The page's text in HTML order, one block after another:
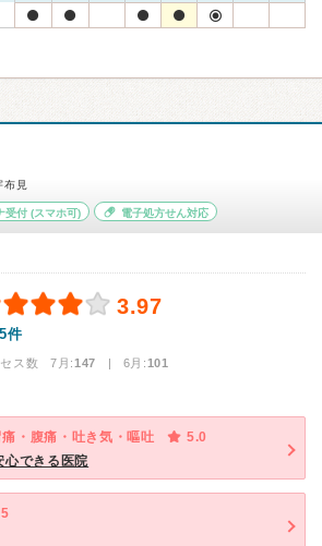
布見
受付(スマホ可) 電子処方せん対応
3.97
5件
セス数 7月:147 | 6月:101
痛・腹痛・吐き気・嘔吐
5.0
心できる医院